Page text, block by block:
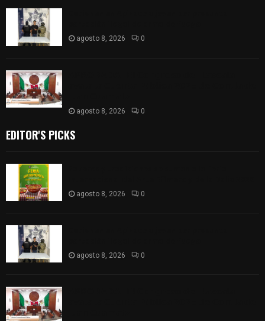
agosto 8, 2026 0
agosto 8, 2026 0
EDITOR'S PICKS
agosto 8, 2026 0
agosto 8, 2026 0